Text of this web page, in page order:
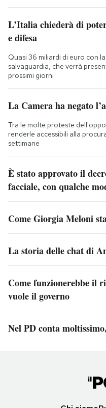
L’Italia chiederà di
e difesa
Quasi 36 miliardi di euro con
salvaguardia, che verrà
prossimi giorni
La Camera ha negato
Tra le molte proteste
renderle accessibili alla
settimane
È stato approvato il
facciale, con qualche
Come Giorgia Meloni
La storia delle chat di
Come funzionerebbe il
vuole il governo
Nel PD conta